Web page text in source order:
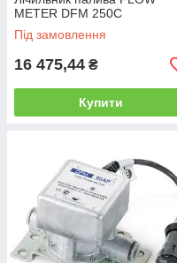
METER DFM 250C
Під замовлення
16 475,44 ₴
Купити